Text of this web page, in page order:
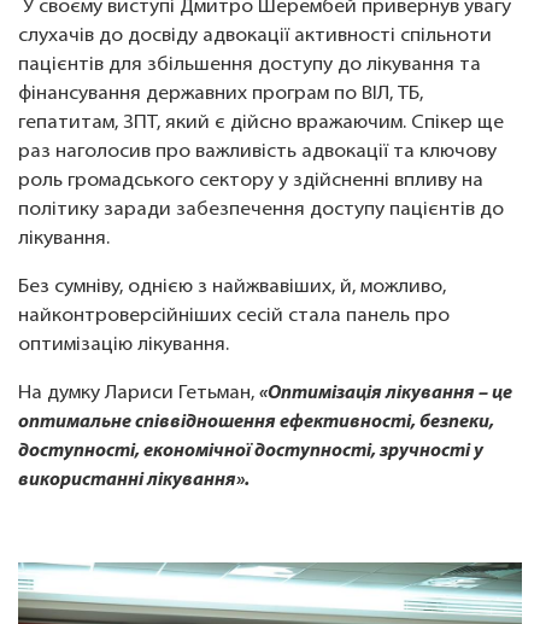
У своєму виступі Дмитро Шерембей привернув увагу
слухачів до досвіду адвокації активності спільноти
пацієнтів для збільшення доступу до лікування та
фінансування державних програм по ВІЛ, ТБ,
гепатитам, ЗПТ, який є дійсно вражаючим. Спікер ще
раз наголосив про важливість адвокації та ключову
роль громадського сектору у здійсненні впливу на
політику заради забезпечення доступу пацієнтів до
лікування.
Без сумніву, однією з найжвавіших, й, можливо,
найконтроверсійніших сесій стала панель про
оптимізацію лікування.
На думку Лариси Гетьман, «Оптимізація лікування – це
оптимальне співвідношення ефективності, безпеки,
доступності, економічної доступності, зручності у
використанні лікування».